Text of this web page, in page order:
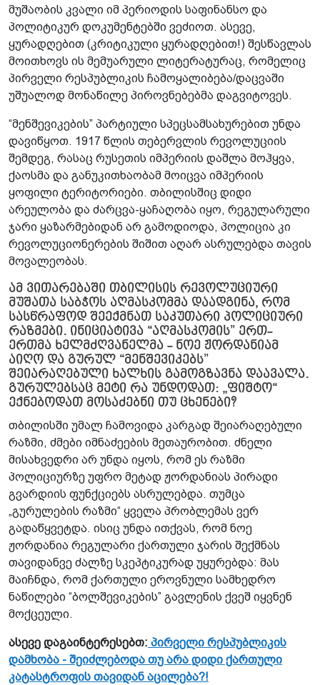
მუშაობის კვალი იმ პერიოდის საფინანსო და
პოლიტიკურ დოკუმენტებში ვეძიოთ. ასევე,
ყურადღებით (კრიტიკული ყურადღებით!) შესწავლას
მოითხოვს ის მემუარული ლიტერატურაც, რომელიც
პირველი რესპუბლიკის ჩამოყალიბება/დაცვაში
უშუალოდ მონაწილე პიროვნებებმა დაგვიტოვეს.
“მენშევიკების” პარტიული სპეცსამსახურებით უნდა
დავიწყოთ. 1917 წლის თებერვლის რევოლუციის
შემდეგ, რასაც რუსეთის იმპერიის დაშლა მოჰყვა,
ქაოსმა და განუკითხაობამ მოიცვა იმპერიის
ყოფილი ტერიტორიები. თბილისშიც დიდი
არეულობა და ძარცვა-ყაჩაღობა იყო, რეგულარული
ჯარი ყაზარმებიდან არ გამოდიოდა, პოლიცია კი
რევოლუციონერების შიშით აღარ ასრულებდა თავის
მოვალეობას.
ამ ვითარებაში თბილისის რევოლუციური
მუშათა საბჭოს აღმასკომმა დაადგინა, რომ
სასწრაფოდ შეექმნათ საკუთარი პოლიციური
რაზმები. ინიციატივა “აღმასკომის” ერთ-
ერთმა ხელმძღვანელმა - ნოე ჟორდანიამ
აიღო და გურულ “მენშევიკებს”
შეიარაღებული ხალხის გამოგზავნა დაავალა.
გურულებსაც მეტი რა უნდოდათ: „ფიშტო“
ექნებოდათ მოსაძებნი თუ ცხენები?
თბილისში უმალ ჩამოვიდა კარგად შეიარაღებული
რაზმი, ძმები იმნაძეების მეთაურობით. ძნელი
მისახვედრი არ უნდა იყოს, რომ ეს რაზმი
პოლიციურზე უფრო მეტად ჟორდანიას პირადი
გვარდიის ფუნქციებს ასრულებდა. თუმცა
„გურულების რაზმი“ ყველა პრობლემას ვერ
გადაწყვეტდა. ისიც უნდა ითქვას, რომ ნოე
ჟორდანია რეგულარი ქართული ჯარის შექმნას
თავიდანვე ძალზე სკეპტიკურად უყურებდა: მას
მაიჩნდა, რომ ქართული ეროვნული სამხედრო
ნაწილები “ბოლშევიკების” გავლენის ქვეშ იყვნენ
მოქცეული.
ასევე დაგაინტერესებთ: პირველი რესპუბლიკის
დამხობა - შეიძლებოდა თუ არა დიდი ქართული
კატასტროფის თავიდან აცილება?!